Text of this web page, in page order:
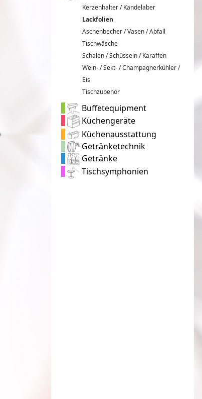
Kerzenhalter / Kandelaber
Lackfolien
Aschenbecher / Vasen / Abfall
Tischwäsche
Schalen / Schüsseln / Karaffen
Wein- / Sekt- / Champagnerkühler /
Eis
Tischzubehör
Buffetequipment
Küchengeräte
Küchenausstattung
Getränketechnik
Getränke
Tischsymphonien